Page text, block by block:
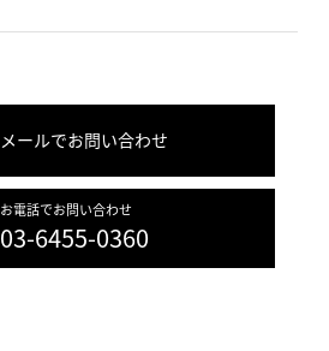
メールでお問い合わせ
お電話でお問い合わせ
03-6455-0360